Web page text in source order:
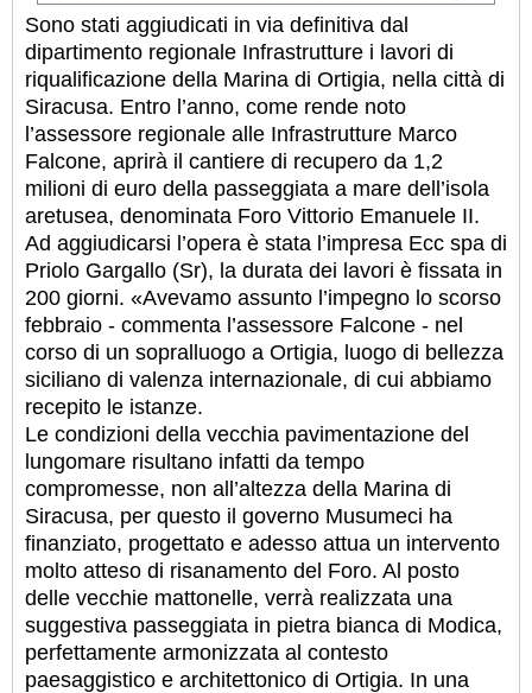
Sono stati aggiudicati in via definitiva dal
dipartimento regionale Infrastrutture i lavori di
riqualificazione della Marina di Ortigia, nella città di
Siracusa. Entro l’anno, come rende noto
l’assessore regionale alle Infrastrutture Marco
Falcone, aprirà il cantiere di recupero da 1,2
milioni di euro della passeggiata a mare dell’isola
aretusea, denominata Foro Vittorio Emanuele II.
Ad aggiudicarsi l’opera è stata l’impresa Ecc spa di
Priolo Gargallo (Sr), la durata dei lavori è fissata in
200 giorni. «Avevamo assunto l’impegno lo scorso
febbraio - commenta l’assessore Falcone - nel
corso di un sopralluogo a Ortigia, luogo di bellezza
siciliano di valenza internazionale, di cui abbiamo
recepito le istanze.
Le condizioni della vecchia pavimentazione del
lungomare risultano infatti da tempo
compromesse, non all’altezza della Marina di
Siracusa, per questo il governo Musumeci ha
finanziato, progettato e adesso attua un intervento
molto atteso di risanamento del Foro. Al posto
delle vecchie mattonelle, verrà realizzata una
suggestiva passeggiata in pietra bianca di Modica,
perfettamente armonizzata al contesto
paesaggistico e architettonico di Ortigia. In una